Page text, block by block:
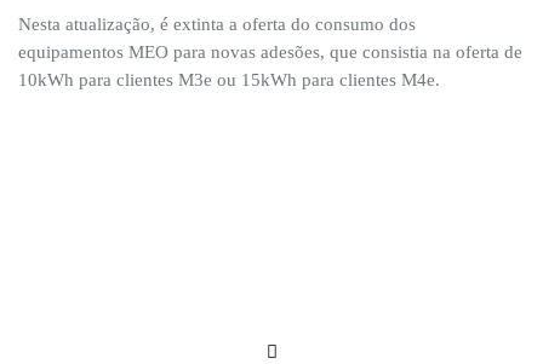
Nesta atualização, é extinta a oferta do consumo dos
equipamentos MEO para novas adesões, que consistia na oferta de
10kWh para clientes M3e ou 15kWh para clientes M4e.